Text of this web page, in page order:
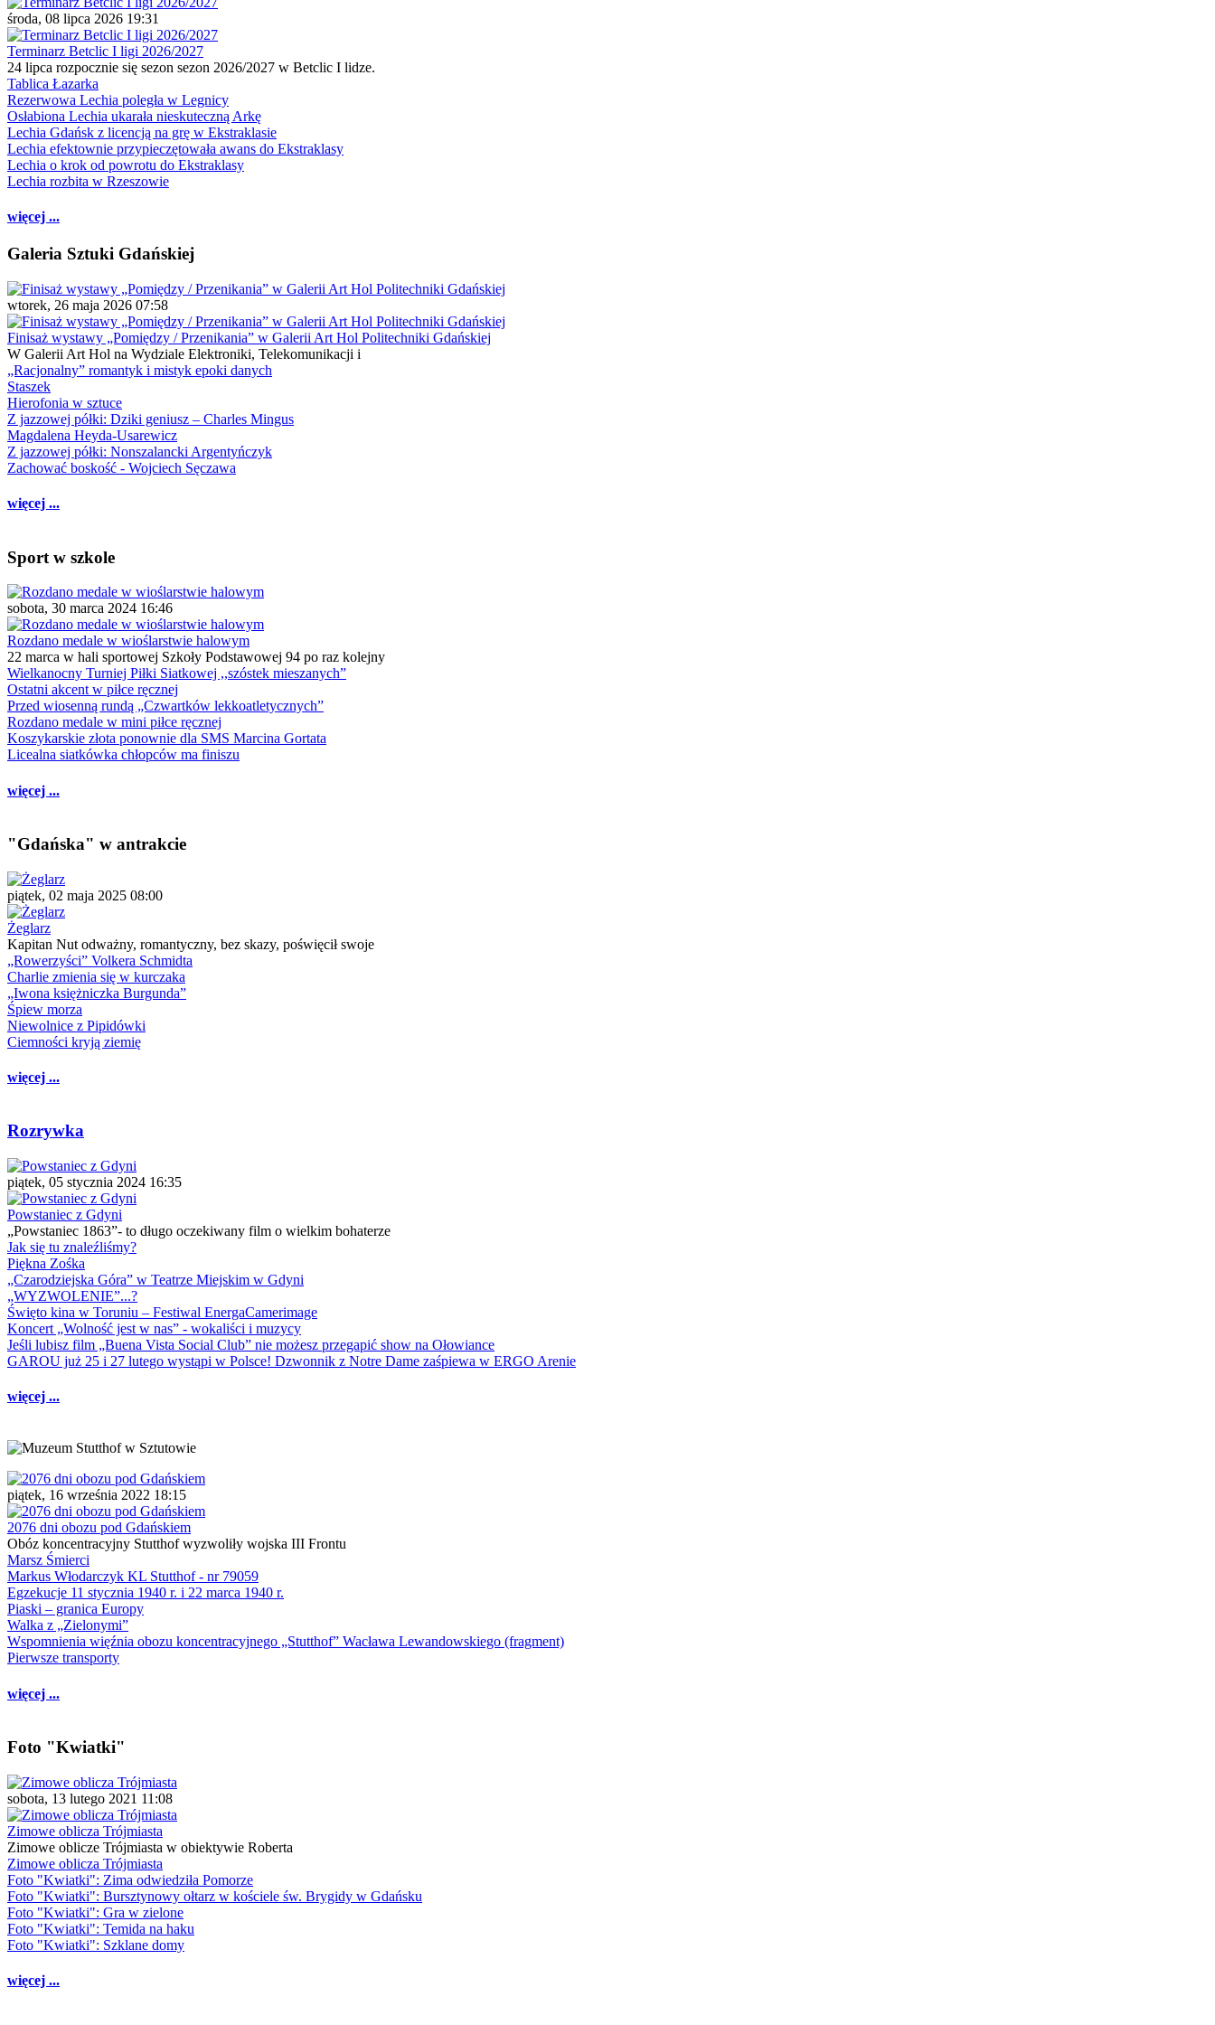
środa, 08 lipca 2026 19:31
Terminarz Betclic I ligi 2026/2027
24 lipca rozpocznie się sezon sezon 2026/2027 w Betclic I lidze.
Tablica Łazarka
Rezerwowa Lechia poległa w Legnicy
Osłabiona Lechia ukarała nieskuteczną Arkę
Lechia Gdańsk z licencją na grę w Ekstraklasie
Lechia efektownie przypieczętowała awans do Ekstraklasy
Lechia o krok od powrotu do Ekstraklasy
Lechia rozbita w Rzeszowie
więcej ...
Galeria Sztuki Gdańskiej
wtorek, 26 maja 2026 07:58
Finisaż wystawy „Pomiędzy / Przenikania” w Galerii Art Hol Politechniki Gdańskiej
W Galerii Art Hol na Wydziale Elektroniki, Telekomunikacji i
„Racjonalny” romantyk i mistyk epoki danych
Staszek
Hierofonia w sztuce
Z jazzowej półki: Dziki geniusz – Charles Mingus
Magdalena Heyda-Usarewicz
Z jazzowej półki: Nonszalancki Argentyńczyk
Zachować boskość - Wojciech Sęczawa
więcej ...
Sport w szkole
sobota, 30 marca 2024 16:46
Rozdano medale w wioślarstwie halowym
22 marca w hali sportowej Szkoły Podstawowej 94 po raz kolejny
Wielkanocny Turniej Piłki Siatkowej ,,szóstek mieszanych”
Ostatni akcent w piłce ręcznej
Przed wiosenną rundą „Czwartków lekkoatletycznych”
Rozdano medale w mini piłce ręcznej
Koszykarskie złota ponownie dla SMS Marcina Gortata
Licealna siatkówka chłopców ma finiszu
więcej ...
"Gdańska" w antrakcie
piątek, 02 maja 2025 08:00
Żeglarz
Kapitan Nut odważny, romantyczny, bez skazy, poświęcił swoje
„Rowerzyści” Volkera Schmidta
Charlie zmienia się w kurczaka
„Iwona księżniczka Burgunda”
Śpiew morza
Niewolnice z Pipidówki
Ciemności kryją ziemię
więcej ...
Rozrywka
piątek, 05 stycznia 2024 16:35
Powstaniec z Gdyni
„Powstaniec 1863”- to długo oczekiwany film o wielkim bohaterze
Jak się tu znaleźliśmy?
Piękna Zośka
„Czarodziejska Góra” w Teatrze Miejskim w Gdyni
„WYZWOLENIE”...?
Święto kina w Toruniu – Festiwal EnergaCamerimage
Koncert „Wolność jest w nas” - wokaliści i muzycy
Jeśli lubisz film „Buena Vista Social Club” nie możesz przegapić show na Ołowiance
GAROU już 25 i 27 lutego wystąpi w Polsce! Dzwonnik z Notre Dame zaśpiewa w ERGO Arenie
więcej ...
piątek, 16 września 2022 18:15
2076 dni obozu pod Gdańskiem
Obóz koncentracyjny Stutthof wyzwoliły wojska III Frontu
Marsz Śmierci
Markus Włodarczyk KL Stutthof - nr 79059
Egzekucje 11 stycznia 1940 r. i 22 marca 1940 r.
Piaski – granica Europy
Walka z „Zielonymi”
Wspomnienia więźnia obozu koncentracyjnego „Stutthof” Wacława Lewandowskiego (fragment)
Pierwsze transporty
więcej ...
Foto "Kwiatki"
sobota, 13 lutego 2021 11:08
Zimowe oblicza Trójmiasta
Zimowe oblicze Trójmiasta w obiektywie Roberta
Zimowe oblicza Trójmiasta
Foto "Kwiatki": Zima odwiedziła Pomorze
Foto "Kwiatki": Bursztynowy ołtarz w kościele św. Brygidy w Gdańsku
Foto "Kwiatki": Gra w zielone
Foto "Kwiatki": Temida na haku
Foto "Kwiatki": Szklane domy
więcej ...